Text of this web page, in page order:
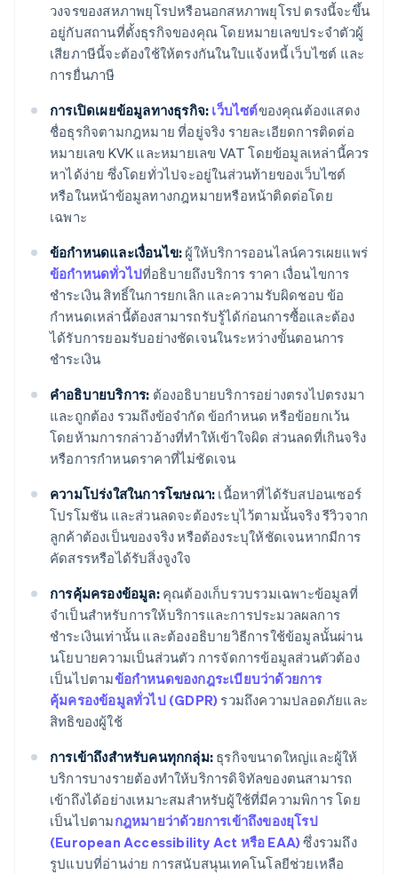
วงจรของสหภาพยุโรปหรือนอกสหภาพยุโรป ตรงนี้จะขึ้น
อยู่กับสถานที่ตั้งธุรกิจของคุณ โดยหมายเลขประจำตัวผู้
เสียภาษีนี้จะต้องใช้ให้ตรงกันในใบแจ้งหนี้ เว็บไซต์ และ
การยื่นภาษี
การเปิดเผยข้อมูลทางธุรกิจ: เว็บไซต์ของคุณต้องแสดง
ชื่อธุรกิจตามกฎหมาย ที่อยู่จริง รายละเอียดการติดต่อ
หมายเลข KVK และหมายเลข VAT โดยข้อมูลเหล่านี้ควร
หาได้ง่าย ซึ่งโดยทั่วไปจะอยู่ในส่วนท้ายของเว็บไซต์
หรือในหน้าข้อมูลทางกฎหมายหรือหน้าติดต่อโดย
เฉพาะ
ข้อกำหนดและเงื่อนไข: ผู้ให้บริการออนไลน์ควรเผยแพร่
ข้อกำหนดทั่วไปที่อธิบายถึงบริการ ราคา เงื่อนไขการ
ชำระเงิน สิทธิ์ในการยกเลิก และความรับผิดชอบ ข้อ
กำหนดเหล่านี้ต้องสามารถรับรู้ได้ก่อนการซื้อและต้อง
ได้รับการยอมรับอย่างชัดเจนในระหว่างขั้นตอนการ
ชำระเงิน
คำอธิบายบริการ: ต้องอธิบายบริการอย่างตรงไปตรงมา
และถูกต้อง รวมถึงข้อจำกัด ข้อกำหนด หรือข้อยกเว้น
โดยห้ามการกล่าวอ้างที่ทำให้เข้าใจผิด ส่วนลดที่เกินจริง
หรือการกำหนดราคาที่ไม่ชัดเจน
ความโปร่งใสในการโฆษณา: เนื้อหาที่ได้รับสปอนเซอร์
โปรโมชัน และส่วนลดจะต้องระบุไว้ตามนั้นจริง รีวิวจาก
ลูกค้าต้องเป็นของจริง หรือต้องระบุให้ชัดเจนหากมีการ
คัดสรรหรือได้รับสิ่งจูงใจ
การคุ้มครองข้อมูล:คุณต้องเก็บรวบรวมเฉพาะข้อมูลที่
จำเป็นสำหรับการให้บริการและการประมวลผลการ
ชำระเงินเท่านั้น และต้องอธิบายวิธีการใช้ข้อมูลนั้นผ่าน
นโยบายความเป็นส่วนตัว การจัดการข้อมูลส่วนตัวต้อง
เป็นไปตามข้อกำหนดของกฎระเบียบว่าด้วยการ
คุ้มครองข้อมูลทั่วไป (GDPR) รวมถึงความปลอดภัยและ
สิทธิของผู้ใช้
การเข้าถึงสำหรับคนทุกกลุ่ม: ธุรกิจขนาดใหญ่และผู้ให้
บริการบางรายต้องทำให้บริการดิจิทัลของตนสามารถ
เข้าถึงได้อย่างเหมาะสมสำหรับผู้ใช้ที่มีความพิการ โดย
เป็นไปตามกฎหมายว่าด้วยการเข้าถึงของยุโรป
(European Accessibility Act หรือ EAA)ซึ่งรวมถึง
รูปแบบที่อ่านง่าย การสนับสนุนเทคโนโลยีช่วยเหลือ